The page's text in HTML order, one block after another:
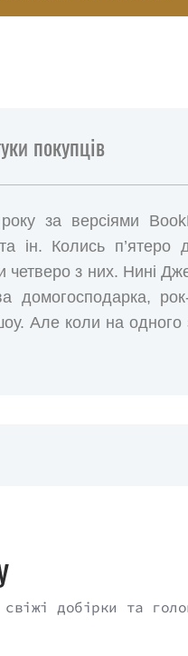
покупців
за версіями
ін. Колись п’ятеро
четверо з них. Нині
домогосподарка,
Але коли на
по них. Хтось
добірки та